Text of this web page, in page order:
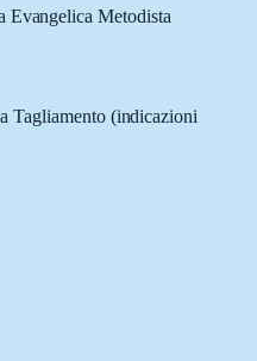
Evangelica Metodista
Tagliamento(indicazioni